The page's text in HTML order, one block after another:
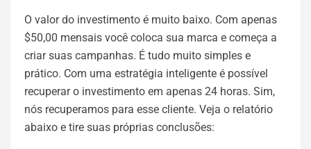
O valor do investimento é muito baixo. Com apenas
$50,00 mensais você coloca sua marca e começa a
criar suas campanhas. É tudo muito simples e
prático. Com uma estratégia inteligente é possível
recuperar o investimento em apenas 24 horas. Sim,
nós recuperamos para esse cliente. Veja o relatório
abaixo e tire suas próprias conclusões: